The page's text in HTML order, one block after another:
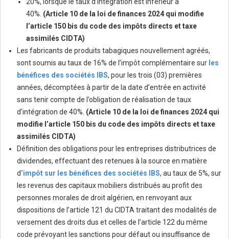
40%. (Article 10 de la loi de finances 2024 qui modifie
l’article 150 bis du code des impôts directs et taxe
assimilés CIDTA)
Les fabricants de produits tabagiques nouvellement agréés,
sont soumis au taux de 16% de l’impôt complémentaire sur les
bénéfices des sociétés IBS, pour les trois (03) premières
années, décomptées à partir de la date d’entrée en activité
sans tenir compte de l’obligation de réalisation de taux
d’intégration de 40%. (Article 10 de la loi de finances 2024 qui
modifie l’article 150 bis du code des impôts directs et taxe
assimilés CIDTA)
Définition des obligations pour les entreprises distributrices de
dividendes, effectuant des retenues à la source en matière
d’impôt sur les bénéfices des sociétés IBS, au taux de 5%, sur
les revenus des capitaux mobiliers distribués au profit des
personnes morales de droit algérien, en renvoyant aux
dispositions de l’article 121 du CIDTA traitant des modalités de
versement des droits dus et celles de l’article 122 du même
code prévoyant les sanctions pour défaut ou insuffisance de